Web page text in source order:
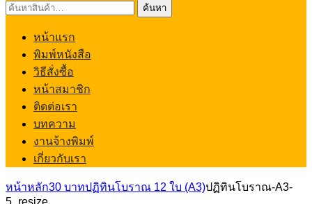
ค้นหา: ค้นหา
หน้าแรก
พิมพ์หนังสือ
วิธีสั่งซื้อ
หน้าสมาชิก
ติดต่อเรา
บทความ
งานจ้างพิมพ์
เกี่ยวกับเรา
หน้าหลัก30 บาทปฏิทินโบราณ 12 ใบ (A3)ปฏิทินโบราณ-A3-
5_resize